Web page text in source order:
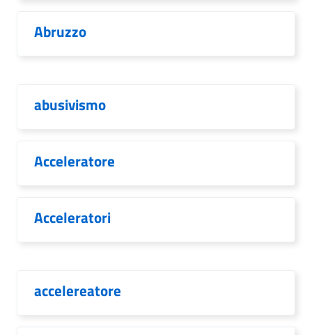
Abruzzo
abusivismo
Acceleratore
Acceleratori
accelereatore